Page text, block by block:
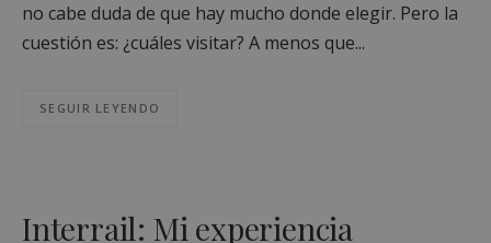
no cabe duda de que hay mucho donde elegir. Pero la
cuestión es: ¿cuáles visitar? A menos que...
SEGUIR LEYENDO
Interrail: Mi experiencia